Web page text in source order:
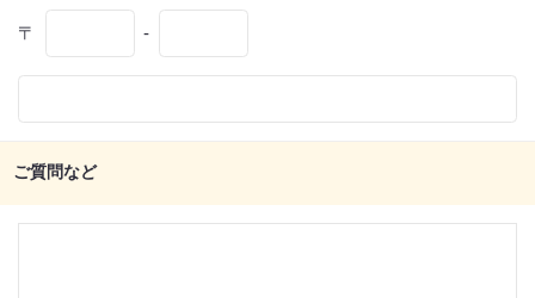
〒 -
ご質問など